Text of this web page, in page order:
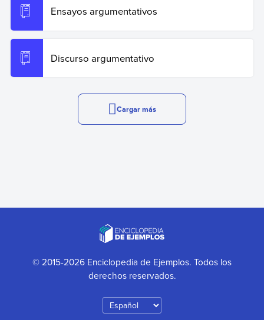
Ensayos argumentativos
Discurso argumentativo
Cargar más
© 2015-2026 Enciclopedia de Ejemplos. Todos los
derechos reservados.